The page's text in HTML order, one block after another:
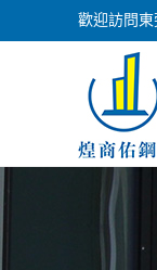
歡迎訪問東